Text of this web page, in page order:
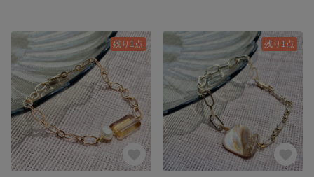
残り1点 残り1点